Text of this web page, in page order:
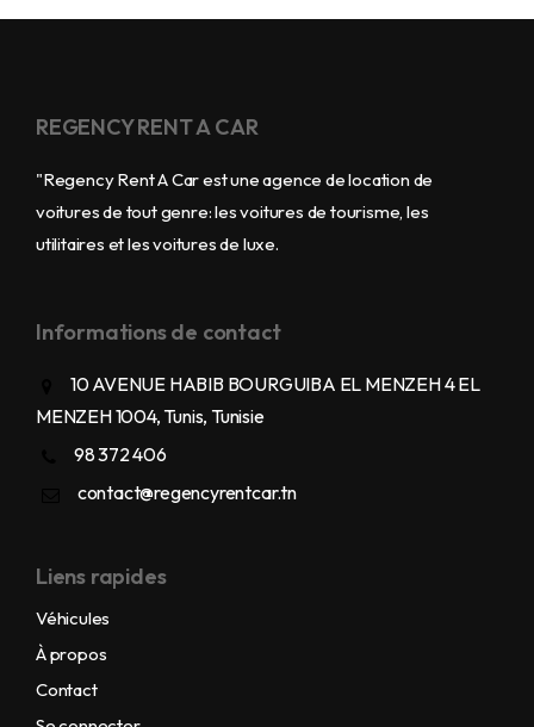
REGENCY RENT A CAR
"Regency Rent A Car est une agence de location de
voitures de tout genre: les voitures de tourisme, les
utilitaires et les voitures de luxe.
Informations de contact
10 AVENUE HABIB BOURGUIBA EL MENZEH 4 EL
MENZEH 1004, Tunis, Tunisie
98 372 406
contact@regencyrentcar.tn
Liens rapides
Véhicules
À propos
Contact